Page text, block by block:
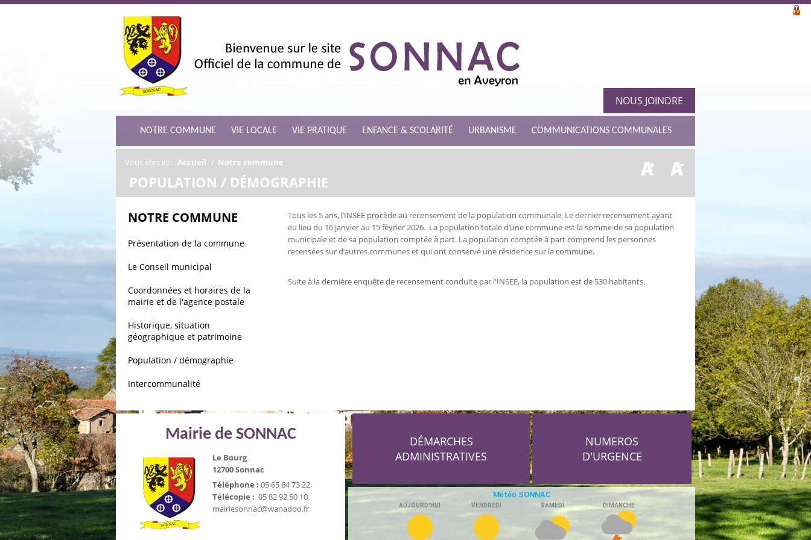
NOUS JOINDRE
NOTRE COMMUNE VIE LOCALE VIE PRATIQUE ENFANCE & SCOLARITÉ URBANISME COMMUNICATIONS COMMUNALES
Vous êtes ici : Accueil / Notre commune
POPULATION / DÉMOGRAPHIE
NOTRE COMMUNE
Présentation de la commune
Le Conseil municipal
Coordonnées et horaires de la
mairie et de l'agence postale
Historique, situation
géographique et patrimoine
Population / démographie
Intercommunalité
Tous les 5 ans, l’INSEE procède au recensement de la population communale. Le dernier recensement ayant
eu lieu du 16 janvier au 15 février 2026. La population totale d’une commune est la somme de sa population
municipale et de sa population comptée à part. La population comptée à part comprend les personnes
recensées sur d’autres communes et qui ont conservé une résidence sur la commune.
Suite à la dernière enquête de recensement conduite par l'INSEE, la population est de 530 habitants.
Mairie de SONNAC
Le Bourg
12700 Sonnac
Téléphone : 05 65 64 73 22
Télécopie : 05 82 92 50 10
mairiesonnac@wanadoo.fr
DÉMARCHES
ADMINISTRATIVES
NUMEROS
D'URGENCE